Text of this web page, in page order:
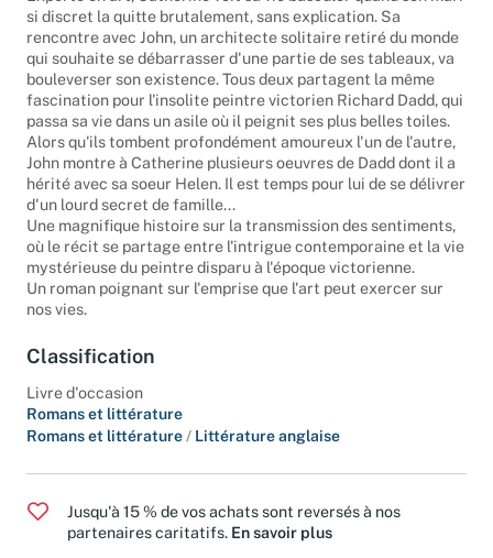
Experte en art, Catherine voit sa vie basculer quand son mari
si discret la quitte brutalement, sans explication. Sa
rencontre avec John, un architecte solitaire retiré du monde
qui souhaite se débarrasser d'une partie de ses tableaux, va
bouleverser son existence. Tous deux partagent la même
fascination pour l'insolite peintre victorien Richard Dadd, qui
passa sa vie dans un asile où il peignit ses plus belles toiles.
Alors qu'ils tombent profondément amoureux l'un de l'autre,
John montre à Catherine plusieurs oeuvres de Dadd dont il a
hérité avec sa soeur Helen. Il est temps pour lui de se délivrer
d'un lourd secret de famille...
Une magnifique histoire sur la transmission des sentiments,
où le récit se partage entre l'intrigue contemporaine et la vie
mystérieuse du peintre disparu à l'époque victorienne.
Un roman poignant sur l'emprise que l'art peut exercer sur
Classification
Livre d'occasion
Romans et littérature
Jusqu'à 15 % de vos achats sont reversés à nos
partenaires caritatifs.
En savoir plus